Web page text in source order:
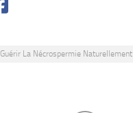
Guérir La Nécrospermie Naturellement